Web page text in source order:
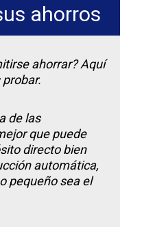
ahorros
ahorrar? Aquí
de las
que puede
directo bien
automática,
pequeño sea el